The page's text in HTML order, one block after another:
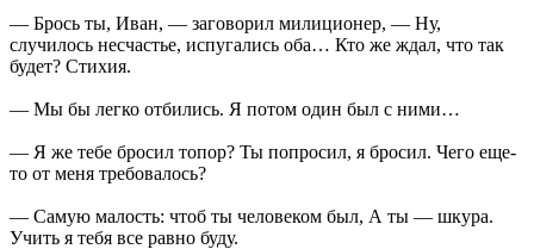
— Брось ты, Иван, — заговорил милиционер, — Ну,
случилось несчастье, испугались оба… Кто же ждал, что так
будет? Стихия.
— Мы бы легко отбились. Я потом один был с ними…
— Я же тебе бросил топор? Ты попросил, я бросил. Чего еще-
то от меня требовалось?
— Самую малость: чтоб ты человеком был, А ты — шкура.
Учить я тебя все равно буду.